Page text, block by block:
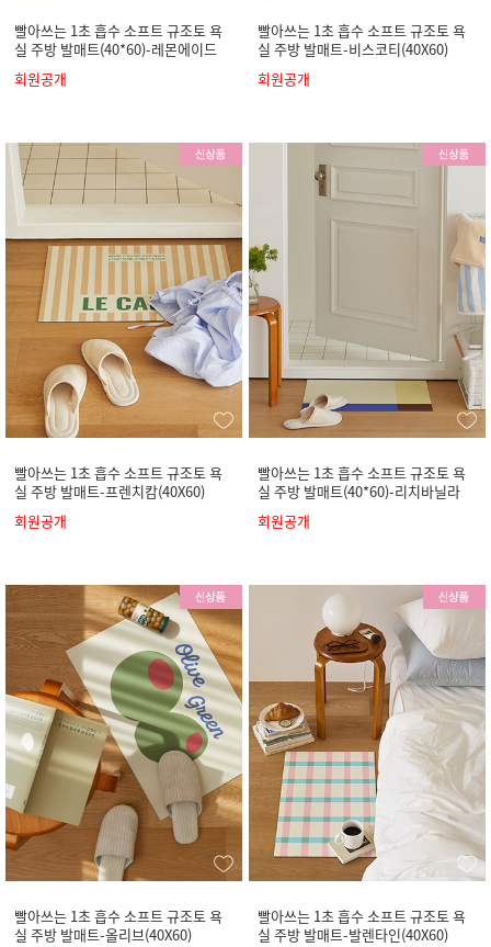
빨아쓰는 1초 흡수 소프트 규조토 욕
실 주방 발매트(40*60)-레몬에이드
회원공개
빨아쓰는 1초 흡수 소프트 규조토 욕
실 주방 발매트-비스코티(40X60)
회원공개
빨아쓰는 1초 흡수 소프트 규조토 욕
실 주방 발매트-프렌치캄(40X60)
회원공개
빨아쓰는 1초 흡수 소프트 규조토 욕
실 주방 발매트(40*60)-리치바닐라
회원공개
빨아쓰는 1초 흡수 소프트 규조토 욕
실 주방 발매트-올리브(40X60)
빨아쓰는 1초 흡수 소프트 규조토 욕
실 주방 발매트-발렌타인(40X60)